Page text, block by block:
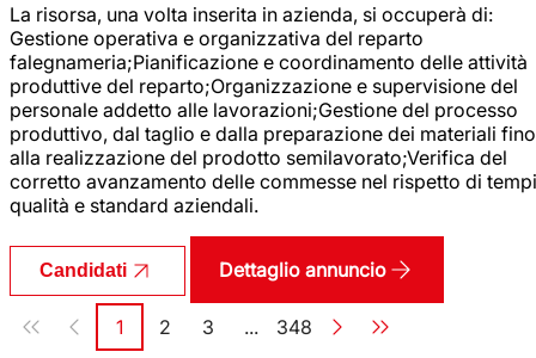
La risorsa, una volta inserita in azienda, si occuperà di:
Gestione operativa e organizzativa del reparto
falegnameria;Pianificazione e coordinamento delle attività
produttive del reparto;Organizzazione e supervisione del
personale addetto alle lavorazioni;Gestione del processo
produttivo, dal taglio e dalla preparazione dei materiali fino
alla realizzazione del prodotto semilavorato;Verifica del
corretto avanzamento delle commesse nel rispetto di
qualità e standard aziendali.
Candidati Dettaglio annuncio
Paginazione
Pagina
1 Pagina
2 Pagina
3 ... Pagina
348